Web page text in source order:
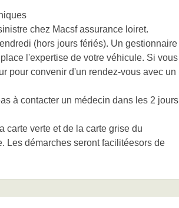
chez Macsf assurance loiret.
(hors jours fériés). Un gestionnaire
l'expertise de votre véhicule. Si vous
pour convenir d'un rendez-vous avec un
à contacter un médecin dans les 2 jours
carte verte et de la carte grise du
Les démarches seront facilitéesors de